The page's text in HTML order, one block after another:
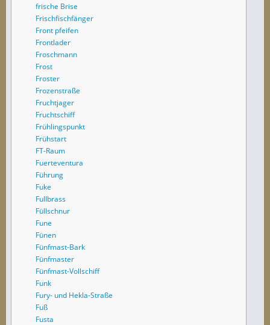
frische Brise
Frischfischfänger
Front pfeifen
Frontlader
Froschmann
Frost
Froster
Frozenstraße
Fruchtjager
Fruchtschiff
Frühlingspunkt
Frühstart
FT-Raum
Fuerteventura
Führung
Fuke
Fullbrass
Füllschnur
Fune
Fünen
Fünfmast-Bark
Fünfmaster
Fünfmast-Vollschiff
Funk
Fury- und Hekla-Straße
Fuß
Fusta